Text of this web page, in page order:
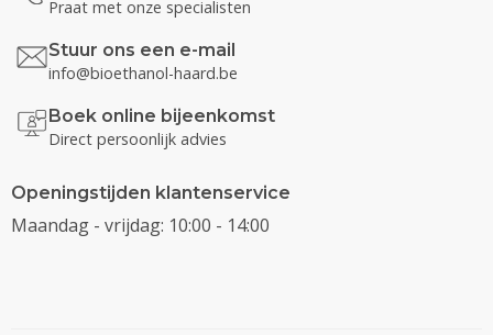
Praat met onze specialisten
Stuur ons een e-mail
info@bioethanol-haard.be
Boek online bijeenkomst
Direct persoonlijk advies
Openingstijden klantenservice
Maandag - vrijdag: 10:00 - 14:00